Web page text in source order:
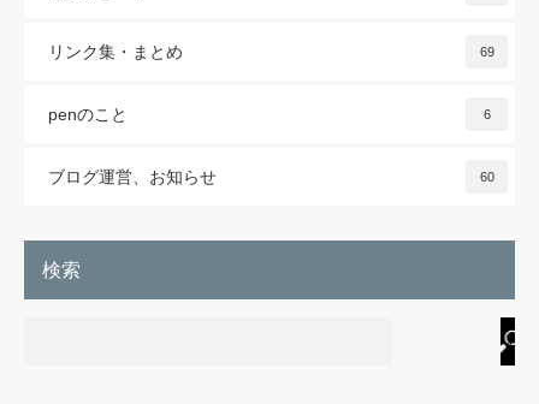
リンク集・まとめ 69
penのこと 6
ブログ運営、お知らせ 60
検索